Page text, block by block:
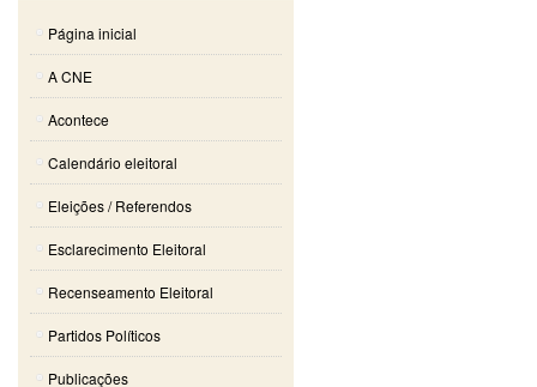
Página inicial
A CNE
Acontece
Calendário eleitoral
Eleições / Referendos
Esclarecimento Eleitoral
Recenseamento Eleitoral
Partidos Políticos
Publicações